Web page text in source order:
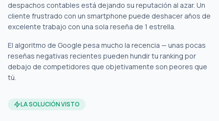
despachos contables está dejando su reputación al azar. Un
cliente frustrado con un smartphone puede deshacer años de
excelente trabajo con una sola reseña de 1 estrella.
El algoritmo de Google pesa mucho la recencia — unas pocas
reseñas negativas recientes pueden hundir tu ranking por
debajo de competidores que objetivamente son peores que
tú.
LA SOLUCIÓN VISTO